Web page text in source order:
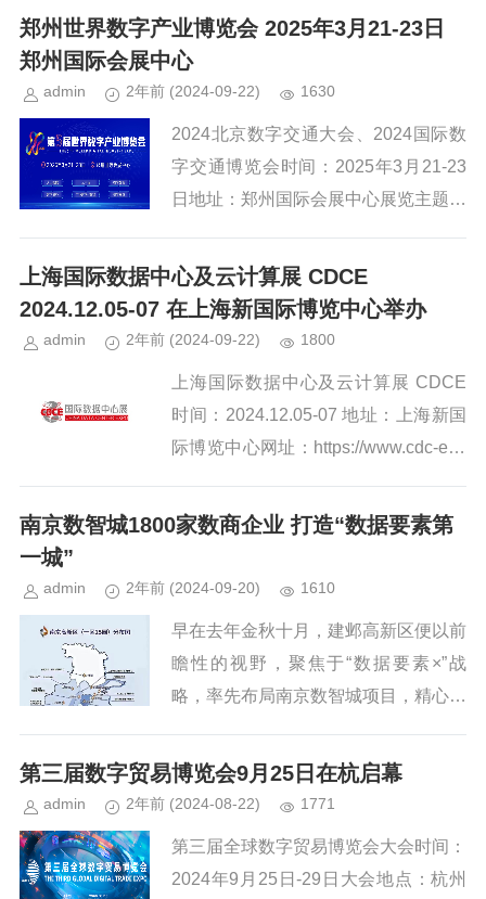
aelec.cn/2023年，随着我国经济...
郑州世界数字产业博览会 2025年3月21-23日
郑州国际会展中心
admin 2年前 (2024-09-22) 1630
2024北京数字交通大会、2024国际数
字交通博览会时间：2025年3月21-23
日地址：郑州国际会展中心展览主题：
ide.org.cn/站在“十四五”...
上海国际数据中心及云计算展 CDCE
2024.12.05-07 在上海新国际博览中心举办
admin 2年前 (2024-09-22) 1800
上海国际数据中心及云计算展 CDCE
时间：2024.12.05-07 地址：上海新国
际博览中心网址：https://www.cdc-exp
南京数智城1800家数商企业 打造“数据要素第
一城”
admin 2年前 (2024-09-20) 1610
早在去年金秋十月，建邺高新区便以前
瞻性的视野，聚焦于“数据要素×”战
略，率先布局南京数智城项目，精心策
交通物流、数字能源、数字文娱以及低
第三届数字贸易博览会9月25日在杭启幕
admin 2年前 (2024-08-22) 1771
第三届全球数字贸易博览会大会时间：
2024年9月25日-29日大会地点：杭州